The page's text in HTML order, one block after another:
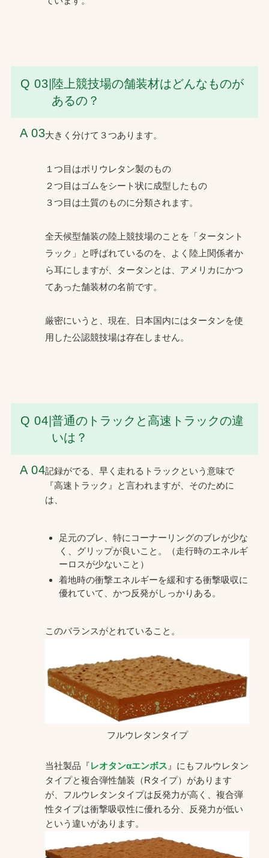
Q 03 陸上競技場の舗装材はどんなものが
あるの？
A 03大きく分けて３つあります。
１つ目はポリウレタン製のもの
２つ目はゴムをシート状に成型したもの
３つ目は土質のものに分類されます。
全天候型舗装の陸上競技場のことを「タータント
ラック」と呼ばれているのを、よく陸上関係者か
ら耳にしますが、タータンとは、アメリカにかつ
てあった舗装材の名前です。
厳密にいうと、現在、日本国内にはタータンを使
用した公認競技場は存在しません。
Q 04 |普通のトラックと高速トラックの違
いは？
A 04記録がでる、早く走れるトラックという意味で
『高速トラック』と言われますが、そのために
は、
足元のブレ、特にコーナーリングのブレが少な
く、グリップが良いこと。（走行時のエネルギ
ーロスが少ないこと）
着地時の衝撃エネルギーを緩和する衝撃吸収に
優れていて、かつ反発がしっかりある。
このバランスがとれていること。
フルウレタンタイプ
当社製品『レオタンαエンボス 』にもフルウレタン
タイプと複合弾性舗装（Rタイプ）があります
が、フルウレタンタイプは反発力が高く、複合弾
性タイプは衝撃吸収性に優れる分、反発力が低い
という違いがあります。